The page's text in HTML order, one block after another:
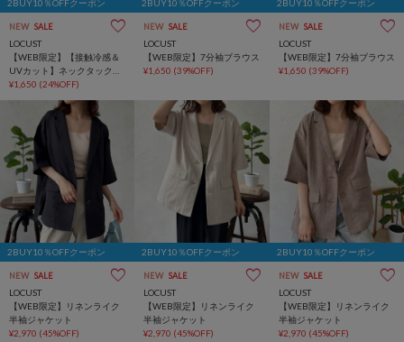
2BUY10％OFFクーポン
NEW SALE
LOCUST
【WEB限定】【接触冷感＆
UVカット】ネックタックブ
ラウス
¥1,650 (24%OFF)
2BUY10％OFFクーポン
NEW SALE
LOCUST
【WEB限定】7分袖ブラウス
¥1,650 (39%OFF)
2BUY10％OFFクーポン
NEW SALE
LOCUST
【WEB限定】7分袖ブラウス
¥1,650 (39%OFF)
2BUY10％OFFクーポン
NEW SALE
LOCUST
【WEB限定】リネンライク
半袖ジャケット
¥2,970 (45%OFF)
2BUY10％OFFクーポン
NEW SALE
LOCUST
【WEB限定】リネンライク
半袖ジャケット
¥2,970 (45%OFF)
2BUY10％OFFクーポン
NEW SALE
LOCUST
【WEB限定】リネンライク
半袖ジャケット
¥2,970 (45%OFF)